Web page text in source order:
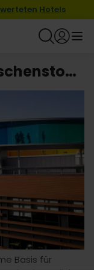
Hotels
Ein gutes Hotel für Zwischenstopp in Aarhus finden
Basis für